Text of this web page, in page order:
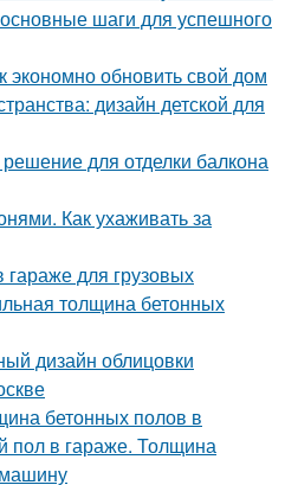
шаги для успешного
обновить свой дом
дизайн детской для
для отделки балкона
Как ухаживать за
для грузовых
толщина бетонных
дизайн облицовки
бетонных полов в
пол в гараже. Толщина